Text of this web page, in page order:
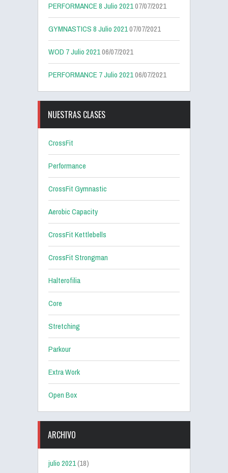
PERFORMANCE 8 Julio 202107/07/2021
GYMNASTICS 8 Julio 202107/07/2021
WOD 7 Julio 202106/07/2021
PERFORMANCE 7 Julio 202106/07/2021
NUESTRAS CLASES
CrossFit
Performance
CrossFit Gymnastic
Aerobic Capacity
CrossFit Kettlebells
CrossFit Strongman
Halterofilia
Core
Stretching
Parkour
Extra Work
Open Box
ARCHIVO
julio 2021(18)